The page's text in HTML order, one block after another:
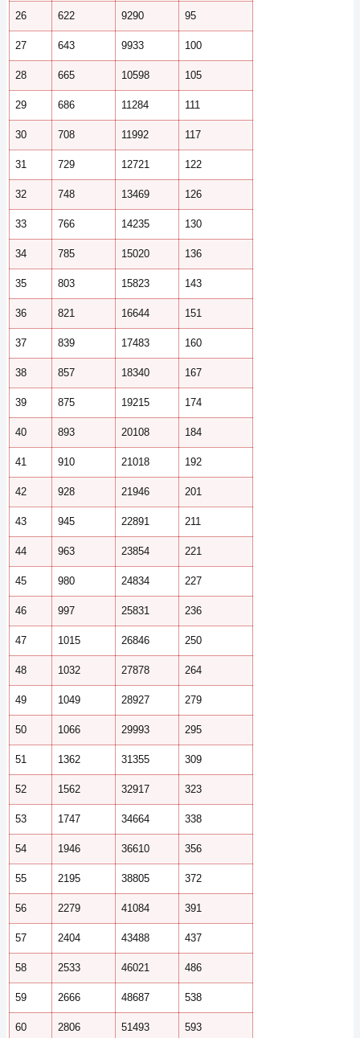
26 622 9290 95
27 643 9933 100
28 665 10598 105
29 686 11284 111
30 708 11992 117
31 729 12721 122
32 748 13469 126
33 766 14235 130
34 785 15020 136
35 803 15823 143
36 821 16644 151
37 839 17483 160
38 857 18340 167
39 875 19215 174
40 893 20108 184
41 910 21018 192
42 928 21946 201
43 945 22891 211
44 963 23854 221
45 980 24834 227
46 997 25831 236
47 1015 26846 250
48 1032 27878 264
49 1049 28927 279
50 1066 29993 295
51 1362 31355 309
52 1562 32917 323
53 1747 34664 338
54 1946 36610 356
55 2195 38805 372
56 2279 41084 391
57 2404 43488 437
58 2533 46021 486
59 2666 48687 538
60 2806 51493 593